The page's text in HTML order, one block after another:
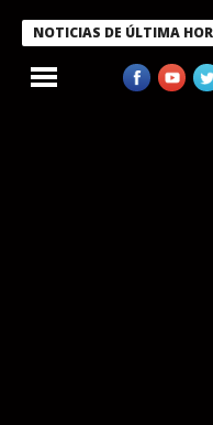
NOTICIAS DE ÚLTIMA
condecora a